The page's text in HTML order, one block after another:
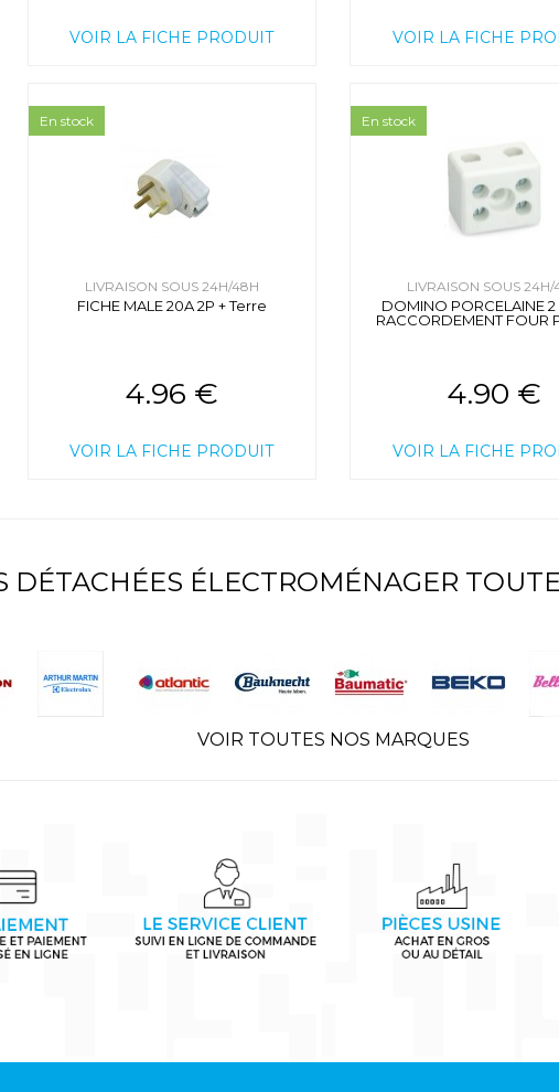
VOIR LA FICHE PRODUIT VOIR LA FICHE
LIVRAISON SOUS 24H/48H
FICHE MALE 20A 2P + Terre
4.96 €
VOIR LA FICHE PRODUIT
En stock
LIVRAISON SOUS 24H/
DOMINO PORCELAINE 2
RACCORDEMENT FOUR
4.90 €
VOIR LA FICHE
En stock
DÉTACHÉES ÉLECTROMÉNAGER
VOIR TOUTES NOS MARQUES